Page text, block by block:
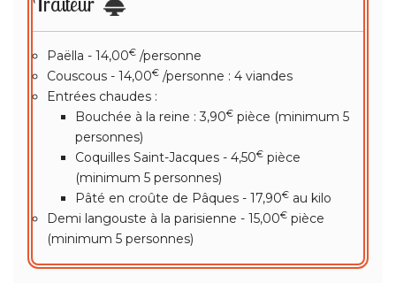
Paëlla - 14,00€ /personne
Couscous - 14,00€ /personne : 4 viandes
Entrées chaudes :
Bouchée à la reine : 3,90€ pièce (minimum 5
personnes)
Coquilles Saint-Jacques - 4,50€ pièce
(minimum 5 personnes)
Pâté en croûte de Pâques - 17,90€ au kilo
Demi langouste à la parisienne - 15,00€ pièce
(minimum 5 personnes)